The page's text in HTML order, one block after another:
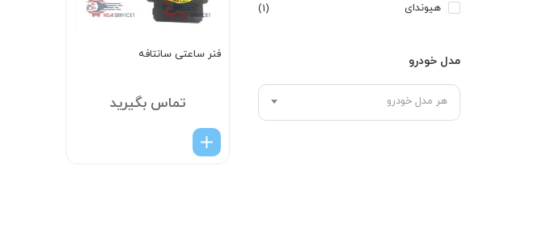
هیوندای (1)
مدل خودرو
هر مدل خودرو
فنر ساعتی سانتافه
تماس بگیرید